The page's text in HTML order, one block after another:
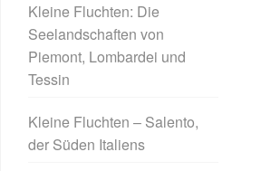
Kleine Fluchten: Die
Seelandschaften von
Piemont, Lombardei und
Tessin
Kleine Fluchten – Salento,
der Süden Italiens